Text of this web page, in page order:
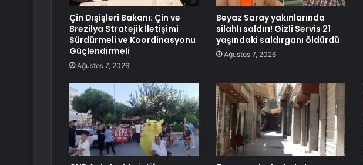
Çin Dışişleri Bakanı: Çin ve
Brezilya Stratejik İletişimi
Sürdürmeli ve Koordinasyonu
Güçlendirmeli
Ağustos 7, 2026
Beyaz Saray yakınlarında
silahlı saldırı! Gizli Servis 21
yaşındaki saldırganı öldürdü
Ağustos 7, 2026